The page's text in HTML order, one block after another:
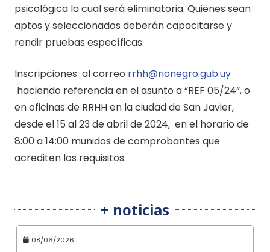
psicológica la cual será eliminatoria. Quienes sean
aptos y seleccionados deberán capacitarse y
rendir pruebas específicas.
Inscripciones al correo rrhh@rionegro.gub.uy
haciendo referencia en el asunto a “REF 05/24”, o
en oficinas de RRHH en la ciudad de San Javier,
desde el 15 al 23 de abril de 2024, en el horario de
8:00 a 14:00 munidos de comprobantes que
acrediten los requisitos.
+ noticias
08/06/2026